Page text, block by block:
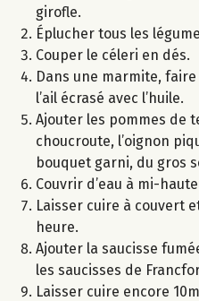
girofle.
Éplucher tous les
Couper le céleri en dés.
Dans une marmite,
l’ail écrasé avec l’huile.
Ajouter les pommes de
choucroute, l’oignon
bouquet garni, du gros
Couvrir d’eau à mi-
Laisser cuire à couvert
heure.
Ajouter la saucisse
les saucisses de
Laisser cuire encore